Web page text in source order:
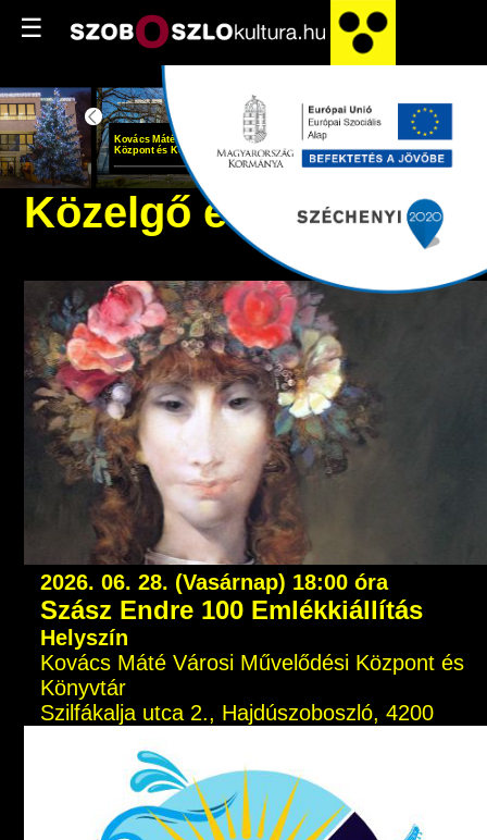
☰
Kovács Máté Városi Művelődési
Központ és Könyvtár
Közelgő események
2026. 06. 28. (Vasárnap) 18:00 óra
Szász Endre 100 Emlékkiállítás
Helyszín
Kovács Máté Városi Művelődési Központ és
Könyvtár
Szilfákalja utca 2., Hajdúszoboszló, 4200